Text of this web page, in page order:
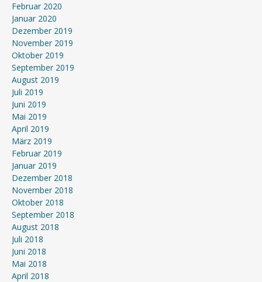
Februar 2020
Januar 2020
Dezember 2019
November 2019
Oktober 2019
September 2019
August 2019
Juli 2019
Juni 2019
Mai 2019
April 2019
März 2019
Februar 2019
Januar 2019
Dezember 2018
November 2018
Oktober 2018
September 2018
August 2018
Juli 2018
Juni 2018
Mai 2018
April 2018